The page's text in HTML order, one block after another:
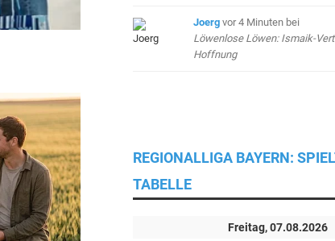
Joerg vor 4 Minuten bei
Löwenlose Löwen: Ismaik-
Hoffnung
REGIONALLIGA BAYERN:
TABELLE
Freitag, 07.08.2026